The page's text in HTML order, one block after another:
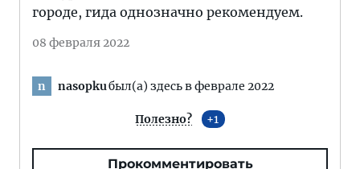
городе, гида однозначно рекомендуем.
08 февраля 2022
n nasopkuбыл(а) здесь в феврале 2022
Полезно? 1
Прокомментировать